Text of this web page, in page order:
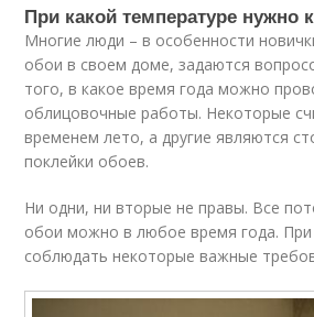
При какой температуре нужно
Многие люди – в особенности
обои в своем доме, задаются
того, в какое время года можно
облицовочные работы. Некоторые
временем лето, а другие являются
поклейки обоев.
Ни одни, ни вторые не правы. Все
обои можно в любое время года.
соблюдать некоторые важные